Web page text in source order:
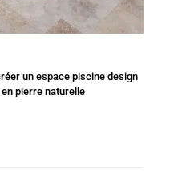
un espace piscine design
pierre naturelle